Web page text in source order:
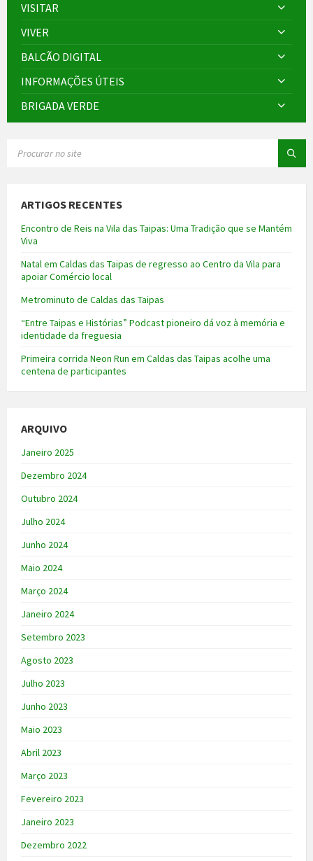
VISITAR
VIVER
BALCÃO DIGITAL
INFORMAÇÕES ÚTEIS
BRIGADA VERDE
ARTIGOS RECENTES
Encontro de Reis na Vila das Taipas: Uma Tradição que se Mantém
Viva
Natal em Caldas das Taipas de regresso ao Centro da Vila para
apoiar Comércio local
Metrominuto de Caldas das Taipas
“Entre Taipas e Histórias” Podcast pioneiro dá voz à memória e
identidade da freguesia
Primeira corrida Neon Run em Caldas das Taipas acolhe uma
centena de participantes
ARQUIVO
Janeiro 2025
Dezembro 2024
Outubro 2024
Julho 2024
Junho 2024
Maio 2024
Março 2024
Janeiro 2024
Setembro 2023
Agosto 2023
Julho 2023
Junho 2023
Maio 2023
Abril 2023
Março 2023
Fevereiro 2023
Janeiro 2023
Dezembro 2022